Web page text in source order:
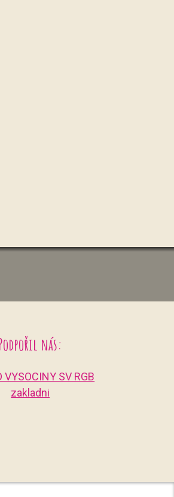
nás: